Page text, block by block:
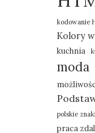
kodowanie
Kolory
kuchnia
moda
polskie
praca